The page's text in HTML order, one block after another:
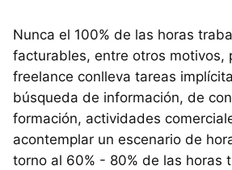
Nunca el 100% de las horas
facturables, entre otros motivos,
freelance conlleva tareas
búsqueda de información, de
formación, actividades
acontemplar un escenario de
torno al 60% - 80% de las horas